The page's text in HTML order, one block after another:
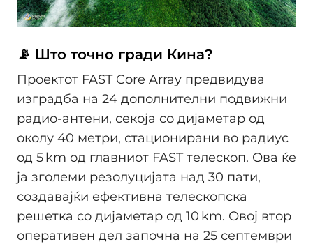
📡 Што точно гради Кина?
Проектот FAST Core Array предвидува
изградба на 24 дополнителни подвижни
радио-антени, секоја со дијаметар од
околу 40 метри, стационирани во радиус
од 5 km од главниот FAST телескоп. Ова ќе
ја зголеми резолуцијата над 30 пати,
создавајќи ефективна телескопска
решетка со дијаметар од 10 km. Овој втор
оперативен дел започна на 25 септември